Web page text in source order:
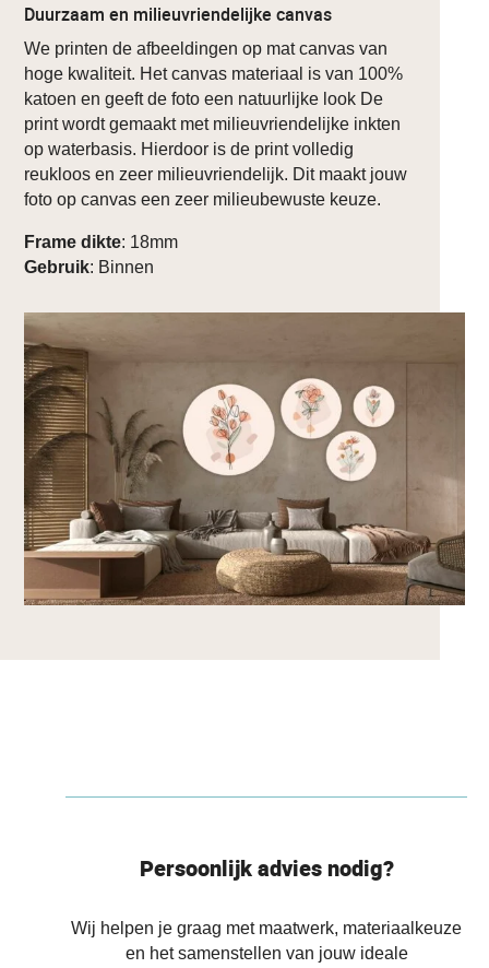
Duurzaam en milieuvriendelijke canvas
We printen de afbeeldingen op mat canvas van
hoge kwaliteit. Het canvas materiaal is van 100%
katoen en geeft de foto een natuurlijke look De
print wordt gemaakt met milieuvriendelijke inkten
op waterbasis. Hierdoor is de print volledig
reukloos en zeer milieuvriendelijk. Dit maakt jouw
foto op canvas een zeer milieubewuste keuze.
Frame dikte: 18mm
Gebruik: Binnen
Persoonlijk advies nodig?
Wij helpen je graag met maatwerk, materiaalkeuze
en het samenstellen van jouw ideale